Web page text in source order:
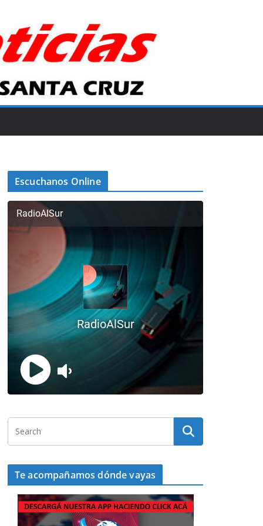
Escuchanos Online
Te acompañamos dónde vayas